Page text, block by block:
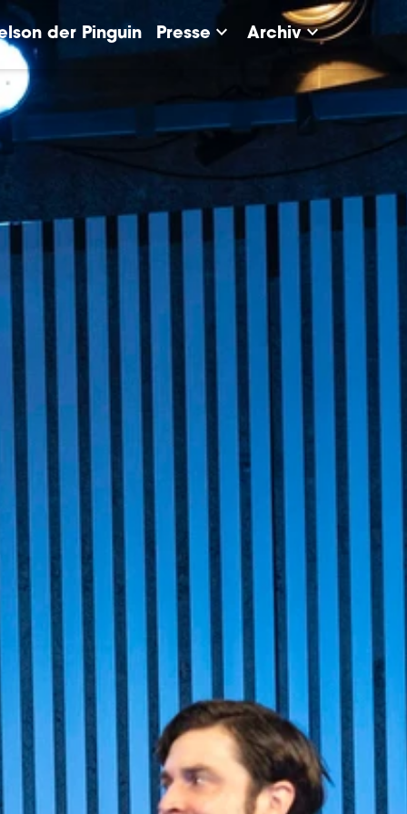
der Pinguin Presse keyboard_arrow_down Archivkeyboard_arrow_down